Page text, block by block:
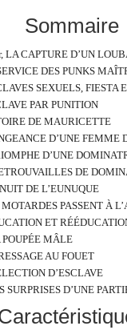
Sommaire
LA CAPTURE D’UN
DES PUNKS
SEXUELS, FIESTA
PAR PUNITION
DE MAURICETTE
D’UNE FEMME
D’UNE
DE
DE L’EUNUQUE
PASSENT À
ET
MÂLE
AU FOUET
D’ESCLAVE
SURPRISES D’UNE